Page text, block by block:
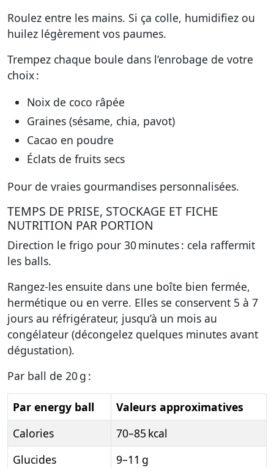
Roulez entre les mains. Si ça colle, humidifiez ou
huilez légèrement vos paumes.
Trempez chaque boule dans l’enrobage de votre
choix :
Noix de coco râpée
Graines (sésame, chia, pavot)
Cacao en poudre
Éclats de fruits secs
Pour de vraies gourmandises personnalisées.
TEMPS DE PRISE, STOCKAGE ET FICHE
NUTRITION PAR PORTION
Direction le frigo pour 30 minutes : cela raffermit
les balls.
Rangez-les ensuite dans une boîte bien fermée,
hermétique ou en verre. Elles se conservent 5 à 7
jours au réfrigérateur, jusqu’à un mois au
congélateur (décongelez quelques minutes avant
dégustation).
Par ball de 20 g :
Par energy ball
Valeurs approximatives
Calories
70–85 kcal
Glucides
9–11 g